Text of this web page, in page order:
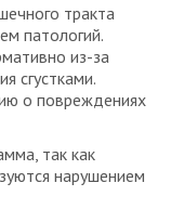
тракта
патологий.
из-за
сгустками.
о повреждениях
так как
нарушением